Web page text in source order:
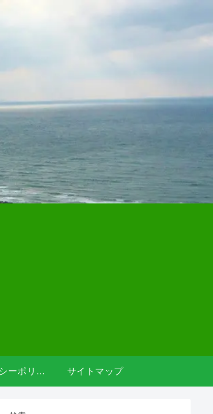
プライバシーポリシー サイトマップ